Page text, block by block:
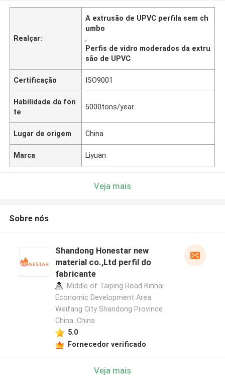
Realçar:
A extrusão de UPVC perfila sem ch
umbo
,
Perfis de vidro moderados da extru
são de UPVC
Certificação ISO9001
Habilidade da fon
te
5000tons/year
Lugar de origem China
Marca Liyuan
Veja mais
Sobre nós
Shandong Honestar new
material co.,Ltd perfil do
fabricante
Middle of Taiping Road Binhai
Economic Development Area
Weifang City Shandong Province
China ,China
5.0
Fornecedor verificado
Veja mais